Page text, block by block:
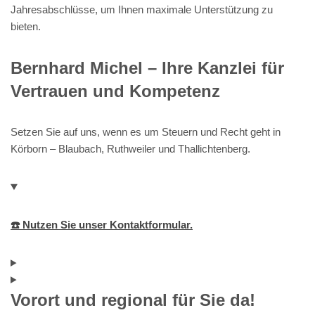
Jahresabschlüsse, um Ihnen maximale Unterstützung zu
bieten.
Bernhard Michel – Ihre Kanzlei für
Vertrauen und Kompetenz
Setzen Sie auf uns, wenn es um Steuern und Recht geht in
Körborn – Blaubach, Ruthweiler und Thallichtenberg.
☎️ Nutzen Sie unser Kontaktformular.
Vorort und regional für Sie da!